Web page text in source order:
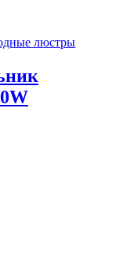
люстры